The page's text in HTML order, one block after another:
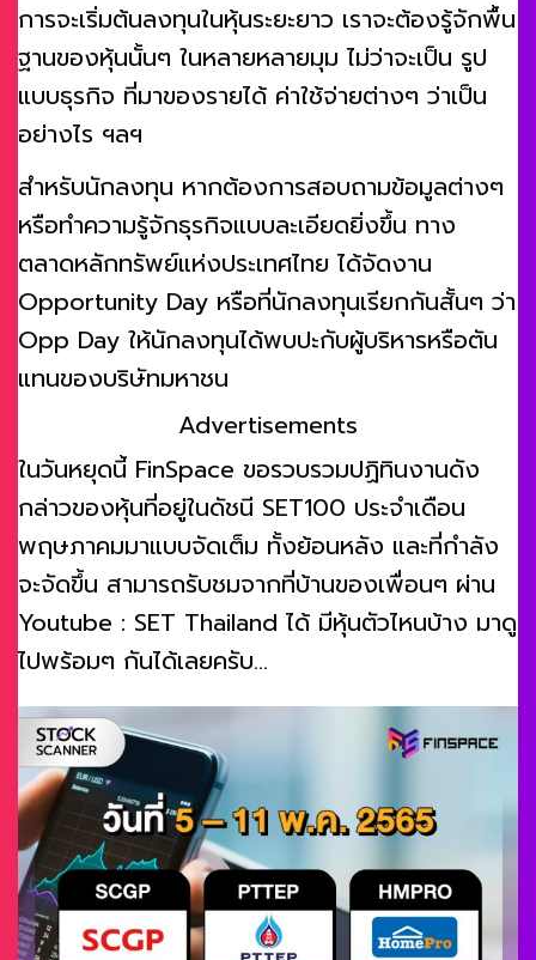
การจะเริ่มต้นลงทุนในหุ้นระยะยาว เราจะต้องรู้จักพื้น
ฐานของหุ้นนั้นๆ ในหลายหลายมุม ไม่ว่าจะเป็น รูป
แบบธุรกิจ ที่มาของรายได้ ค่าใช้จ่ายต่างๆ ว่าเป็น
อย่างไร ฯลฯ
สำหรับนักลงทุน หากต้องการสอบถามข้อมูลต่างๆ
หรือทำความรู้จักธุรกิจแบบละเอียดยิ่งขึ้น ทาง
ตลาดหลักทรัพย์แห่งประเทศไทย ได้จัดงาน
Opportunity Day หรือที่นักลงทุนเรียกกันสั้นๆ ว่า
Opp Day ให้นักลงทุนได้พบปะกับผู้บริหารหรือตัน
แทนของบริษัทมหาชน
Advertisements
ในวันหยุดนี้ FinSpace ขอรวบรวมปฏิทินงานดัง
กล่าวของหุ้นที่อยู่ในดัชนี SET100 ประจำเดือน
พฤษภาคมมาแบบจัดเต็ม ทั้งย้อนหลัง และที่กำลัง
จะจัดขึ้น สามารถรับชมจากที่บ้านของเพื่อนๆ ผ่าน
Youtube : SET Thailand ได้ มีหุ้นตัวไหนบ้าง มาดู
ไปพร้อมๆ กันได้เลยครับ…